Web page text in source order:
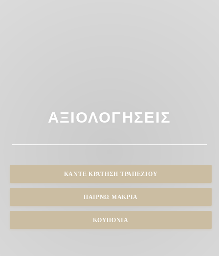
ΑΞΙΟΛΟΓΉΣΕΙΣ
ΚΆΝΤΕ ΚΡΆΤΗΣΗ ΤΡΑΠΕΖΙΟΎ
ΠΑΊΡΝΩ ΜΑΚΡΙΆ
ΚΟΥΠΌΝΙΑ